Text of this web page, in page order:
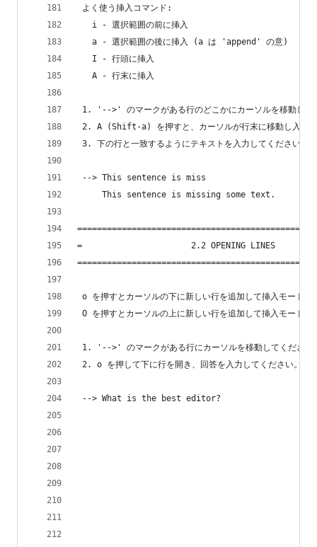
よく使う挿入コマンド:
   i - 選択範囲の前に挿入
   a - 選択範囲の後に挿入 (a は 'append' の意)
   I - 行頭に挿入
   A - 行末に挿入
1. '-->' のマークがある行のどこかにカーソルを移動して
2. A (Shift-a) を押すと、カーソルが行末に移動し入力で
3. 下の行と一致するようにテキストを入力してください。
--> This sentence is miss
     This sentence is missing some text.
=                      2.2 OPENING LINES
o を押すとカーソルの下に新しい行を追加して挿入モードに
O を押すとカーソルの上に新しい行を追加して挿入モードに
1. '-->' のマークがある行にカーソルを移動してください
2. o を押して下に行を開き、回答を入力してください。
--> What is the best editor?